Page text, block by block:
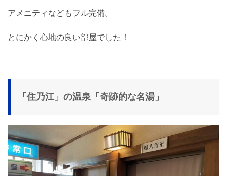
アメニティなどもフル完備。
とにかく心地の良い部屋でした！
「住乃江」の温泉「奇跡的な名湯」